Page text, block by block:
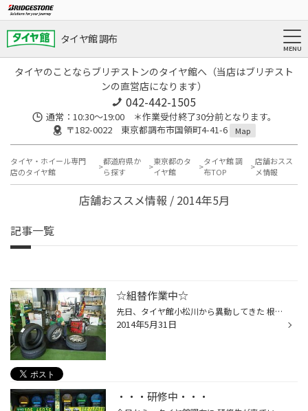
タイヤ館 調布
タイヤのことならブリヂストンのタイヤ館へ（当店はブリヂスト
ンの直営店になります）
042-442-1505
通常：10:30～19:00 ＊作業受付終了30分前となります。
〒182-0022 東京都調布市国領町4-41-6
Map
タイヤ・ホイール専門
店のタイヤ館
都道府県か
ら探す
東京都のタ
イヤ館
タイヤ館 調
布TOP
店舗おスス
メ情報
店舗おススメ情報 / 2014年5月
記事一覧
☆組替作業中☆
先日、タイヤ館小松川から異動してきた 根さん・・・。 早速バリバリ作業中です！！ これからあつ～い季節ですが、 頑張ります（＾＾）
2014年5月31日
・・・研修中・・・